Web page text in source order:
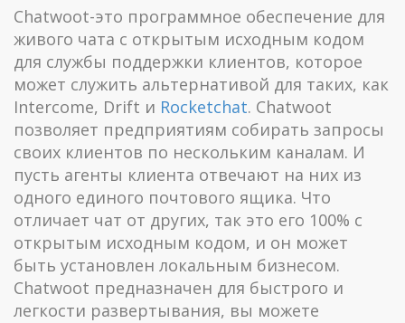
Chatwoot-это программное обеспечение для
живого чата с открытым исходным кодом
для службы поддержки клиентов, которое
может служить альтернативой для таких, как
Intercome, Drift и Rocketchat. Chatwoot
позволяет предприятиям собирать запросы
своих клиентов по нескольким каналам. И
пусть агенты клиента отвечают на них из
одного единого почтового ящика. Что
отличает чат от других, так это его 100% с
открытым исходным кодом, и он может
быть установлен локальным бизнесом.
Chatwoot предназначен для быстрого и
легкости развертывания, вы можете